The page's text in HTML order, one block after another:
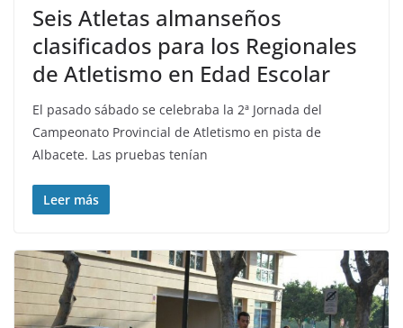
Seis Atletas almanseños
clasificados para los Regionales
de Atletismo en Edad Escolar
El pasado sábado se celebraba la 2ª Jornada del
Campeonato Provincial de Atletismo en pista de
Albacete. Las pruebas tenían
Leer más